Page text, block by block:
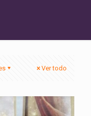
Ver todo